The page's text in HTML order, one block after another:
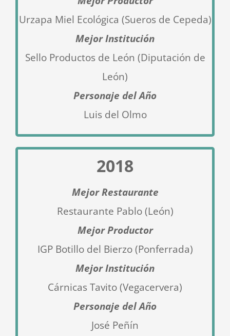
Urzapa Miel Ecológica (Sueros de Cepeda)
Mejor Institución
Sello Productos de León (Diputación de
León)
Personaje del Año
Luis del Olmo
2018
Mejor Restaurante
Restaurante Pablo (León)
Mejor Productor
IGP Botillo del Bierzo (Ponferrada)
Mejor Institución
Cárnicas Tavito (Vegacervera)
Personaje del Año
José Peñín